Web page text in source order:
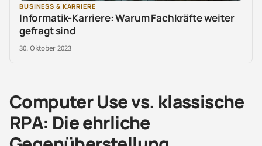
BUSINESS & KARRIERE
Informatik-Karriere: Warum Fachkräfte weiter
gefragt sind
30. Oktober 2023
Computer Use vs. klassische
RPA: Die ehrliche